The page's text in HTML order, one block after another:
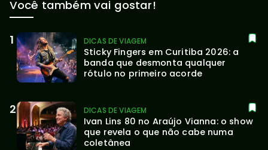
Você também vai gostar!
DICAS DE VIAGEM
Sticky Fingers em Curitiba 2026: a
banda que desmonta qualquer
rótulo no primeiro acorde
DICAS DE VIAGEM
Ivan Lins 80 no Araújo Vianna: o show
que revela o que não cabe numa
coletânea